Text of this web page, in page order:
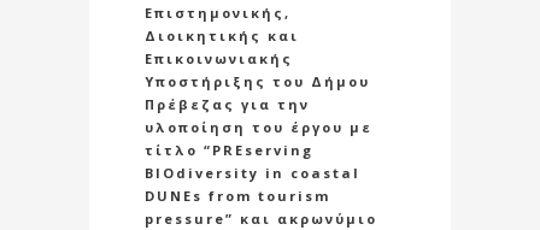
Επιστημονικής,
Διοικητικής και
Επικοινωνιακής
Υποστήριξης του Δήμου
Πρέβεζας για την
υλοποίηση του έργου με
τίτλο “PREserving
BIOdiversity in coastal
DUNEs from tourism
pressure” και ακρωνύμιο